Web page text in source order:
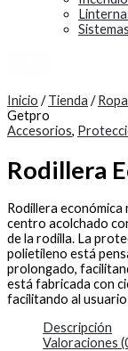
Inicio /Tienda /
Getpro
Accesorios,
Rodillera
Rodillera
centro acolchado
de la rodilla. La
polietileno está
prolongado,
está fabricada con
facilitando al
Descripción
Valoraciones